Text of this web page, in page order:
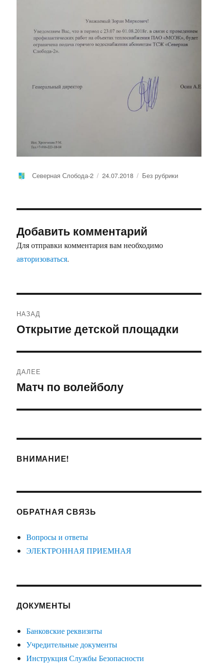
Автор
Северная Слобода-2 Опубликовано
24.07.2018 Рубрики
Без рубрики
Добавить комментарий
Для отправки комментария вам необходимо
авторизоваться.
по
НАЗАД
Предыдущая
Открытие детской площадки
ДАЛЕЕ
Следующая
Матч по волейболу
ВНИМАНИЕ!
ОБРАТНАЯ СВЯЗЬ
Вопросы и ответы
ЭЛЕКТРОННАЯ ПРИЕМНАЯ
ДОКУМЕНТЫ
Банковские реквизиты
Учредительные документы
Инструкция Службы Безопасности